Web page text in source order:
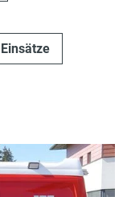
Einsätze